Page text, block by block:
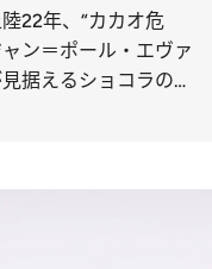
陸22年、“カカオ危
ン＝ポール・エヴァ
据えるショコラの未